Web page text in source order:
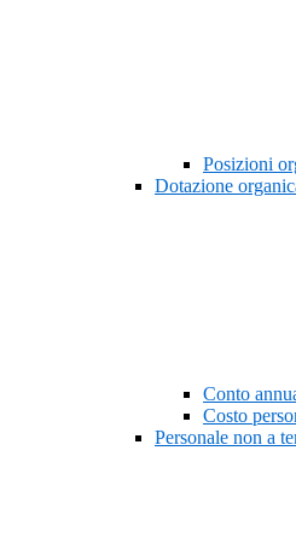
Posizioni
Dotazione
Conto
Costo
Personale non a